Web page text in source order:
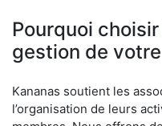
Pourquoi
gestion de
Kananas soutient les
l’organisation de leurs